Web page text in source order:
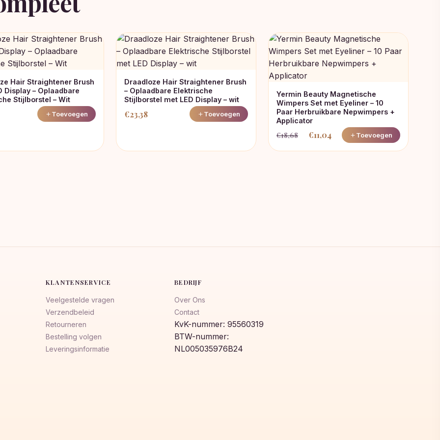
Hair Straightener Brush
Display – Oplaadbare
Stijlborstel – Wit
Toevoegen
Draadloze Hair Straightener Brush
– Oplaadbare Elektrische
Stijlborstel met LED Display – wit
€23,38 Toevoegen
Yermin Beauty Magnetische
Wimpers Set met Eyeliner – 10
Paar Herbruikbare Nepwimpers +
Applicator
€18,68
Oorspronkelijke
prijs
€11,04
Huidige
prijs
Toevoegen
KLANTENSERVICE
Veelgestelde vragen
Verzendbeleid
Retourneren
Bestelling volgen
Leveringsinformatie
BEDRIJF
Over Ons
Contact
KvK-nummer: 95560319
BTW-nummer:
NL005035976B24